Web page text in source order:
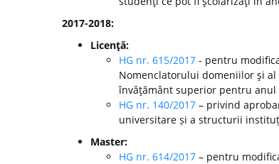
2017-2018:
Licenţă:
HG nr. 615/2017 - pentru
Nomenclatorului domeniilor şi
învăţământ superior pentru anul
HG nr. 140/2017 – privind
universitare și a structurii
Master:
HG nr. 614/2017 – pentru